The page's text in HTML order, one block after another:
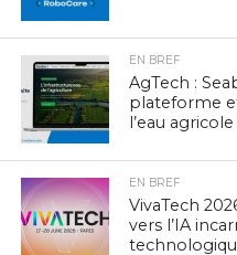
EN BREF
AgTech :
plateforme
l’eau
EN BREF
VivaTech
vers l’IA